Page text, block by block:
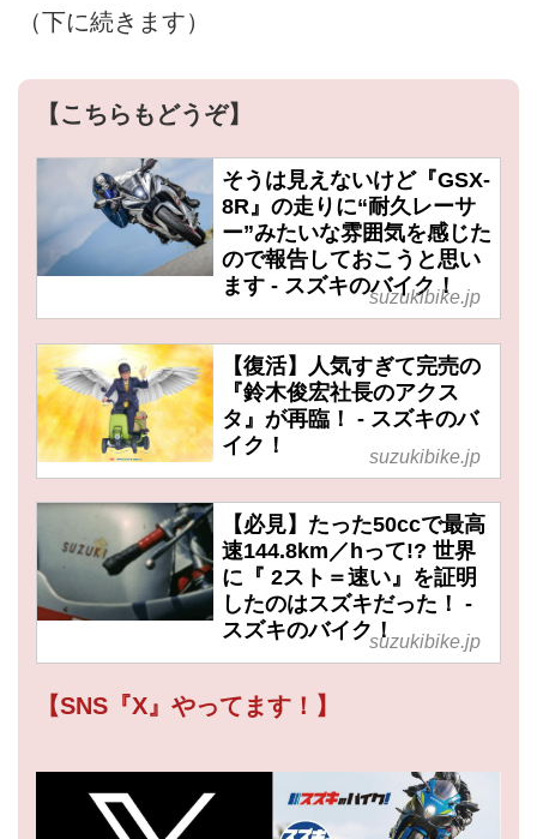
（下に続きます）
【こちらもどうぞ】
そうは見えないけど『GSX-
8R』の走りに“耐久レーサ
ー”みたいな雰囲気を感じた
ので報告しておこうと思い
ます - スズキのバイク！
suzukibike.jp
【復活】人気すぎて完売の
『鈴木俊宏社長のアクス
タ』が再臨！ - スズキのバ
イク！
suzukibike.jp
【必見】たった50ccで最高
速144.8km／hって!? 世界
に『 2スト＝速い』を証明
したのはスズキだった！ -
スズキのバイク！suzukibike.jp
【SNS『X』やってます！】